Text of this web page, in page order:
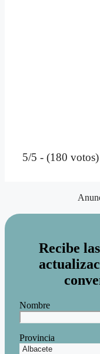
5/5 - (180 votos)
Recibe
Nombre
Provincia